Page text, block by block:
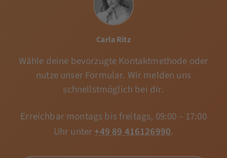
Carla Ritz
Wähle deine bevorzugte Kontaktmethode oder
nutze unser Formular. Wir melden uns
schnellstmöglich bei dir.
Erreichbar montags bis freitags, 09:00 – 17:00
Uhr unter+49 89 416126990.